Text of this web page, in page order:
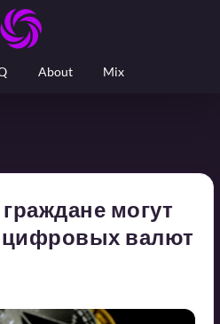
About Mix
могут
цифровых валют